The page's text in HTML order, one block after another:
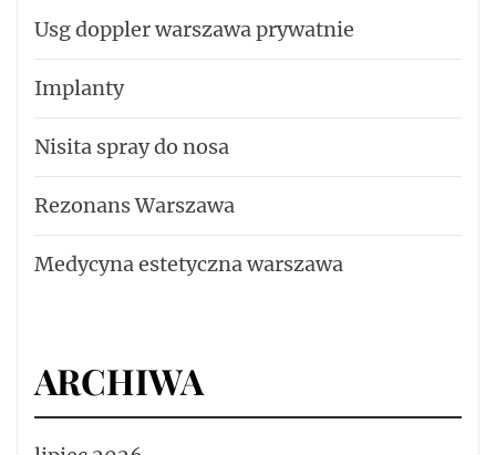
Usg doppler warszawa prywatnie
Implanty
Nisita spray do nosa
Rezonans Warszawa
Medycyna estetyczna warszawa
ARCHIWA